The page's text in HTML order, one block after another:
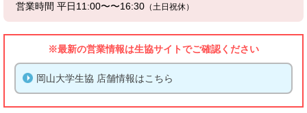
営業時間 平日11:00〜〜16:30 （土日祝休）
※最新の営業情報は生協サイトでご確認ください
岡山大学生協 店舗情報はこちら